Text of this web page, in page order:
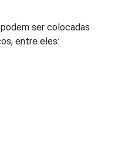
ser colocadas
entre eles: